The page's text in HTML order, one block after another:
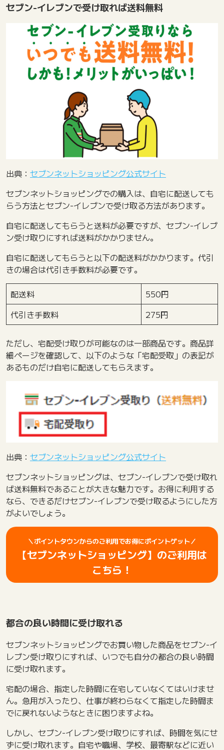
セブン-イレブンで受け取れば送料無料
出典： セブンネットショッピング公式サイト
セブンネットショッピングでの購入は、自宅に配送しても
らう方法とセブン-イレブンで受け取る方法があります。
自宅に配送してもらうと送料が必要ですが、セブン-イレブ
ン受け取りにすれば送料がかかりません。
自宅に配送してもらうと以下の配送料がかかります。代引
きの場合は代引き手数料が必要です。
配送料
550円
代引き手数料
275円
ただし、宅配受け取りが可能なのは一部商品です。商品詳
細ページを確認して、以下のような「宅配受取」の表記が
あるものだけ自宅に配送してもらえます。
出典： セブンネットショッピング公式サイト
セブンネットショッピングは、セブン-イレブンで受け取れ
ば送料無料であることが大きな魅力です。お得に利用する
なら、できるだけセブン-イレブンで受け取るようにした方
がよいでしょう。
＼ポイントタウンからのご利用でお得にポイントゲット／
【セブンネットショッピング】のご利用は
こちら！
都合の良い時間に受け取れる
セブンネットショッピングでお買い物した商品をセブン-イ
レブン受け取りにすれば、いつでも自分の都合の良い時間
に受け取れます。
宅配の場合、指定した時間に在宅していなくてはいけませ
ん。急用が入ったり、仕事が終わらなくて指定した時間ま
でに戻れないようなときに困りますよね。
しかし、セブン-イレブン受け取りにすれば、時間を気にせ
ずに受け取れます。自宅や職場、学校、最寄駅などに近い